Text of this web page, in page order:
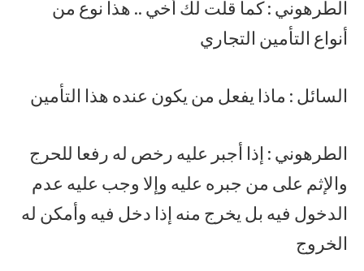
الطرهوني : كما قلت لك أخي .. هذا نوع من
أنواع التأمين التجاري
السائل : ماذا يفعل من يكون عنده هذا التأمين
الطرهوني : إذا أجبر عليه رخص له رفعا للحرج
والإثم على من جبره عليه وإلا وجب عليه عدم
الدخول فيه بل يخرج منه إذا دخل فيه وأمكن له
الخروج